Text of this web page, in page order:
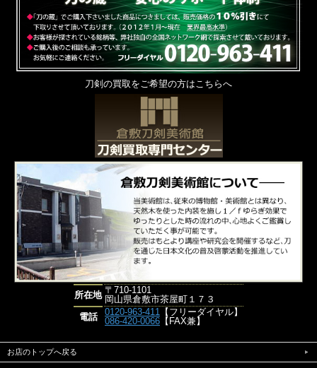
刀剣の買取をご希望の方はこちらへ
所在地 〒710-1101
岡山県倉敷市茶屋町１７３
電話
0120-963-411
【フリーダイヤル】
086-420-0066 【FAX兼】
お店のトップへ戻る